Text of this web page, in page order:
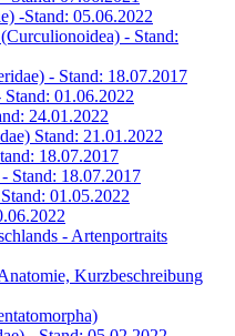
-Stand: 05.06.2022
- Stand:
- Stand: 18.07.2017
01.06.2022
24.01.2022
Stand: 21.01.2022
18.07.2017
Stand: 18.07.2017
01.05.2022
- Artenportraits
Kurzbeschreibung